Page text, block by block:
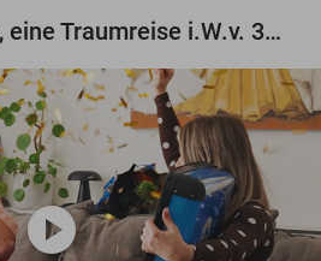
Hol Dir die Chance, eine Traumreise i.W.v. 3.000 € zu gewinnen!
play_circle